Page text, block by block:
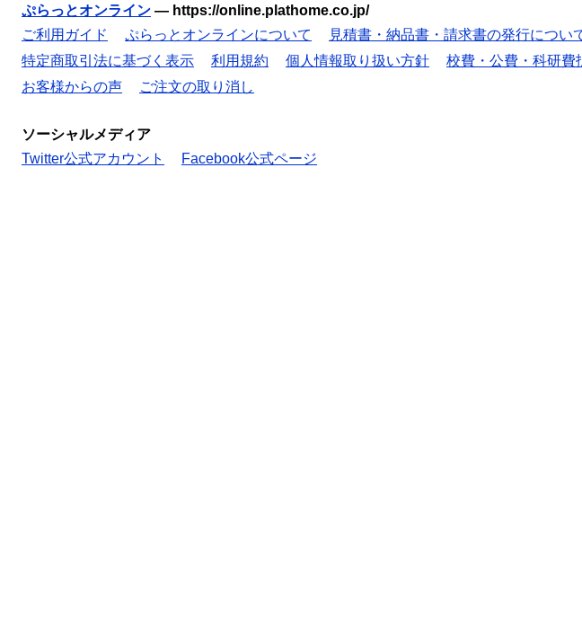
ぷらっとオンライン — https://online.plathome.co.jp/
ご利用ガイド
ぷらっとオンラインについて 見積書・納品書・請求書の発行につい
特定商取引法に基づく表示
利用規約 個人情報取り扱い方針 校費・公費・科研費
お客様からの声
ご注文の取り消し
ソーシャルメディア
Twitter公式アカウント
Facebook公式ページ